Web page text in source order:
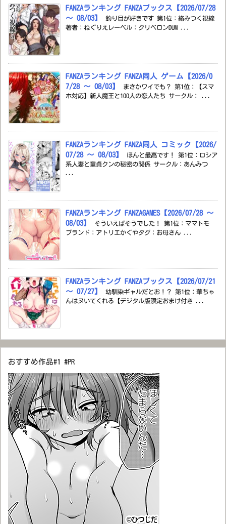
FANZAランキング FANZAブックス【2026/07/28
～ 08/03】
釣り目が好きです 第1位：絡みつく視線
著者：ねぐりえレーベル：クリベロンDUM ...
FANZAランキング FANZA同人 ゲーム【2026/0
7/28 ～ 08/03】
まさかワイでも？ 第1位：【スマ
ホ対応】新人魔王と100人の恋人たち サークル： ...
FANZAランキング FANZA同人 コミック【2026/
07/28 ～ 08/03】
ほんと最高です！ 第1位：ロシア
系人妻と童貞クンの秘密の関係 サークル：あんみつ
...
FANZAランキング FANZAGAMES【2026/07/28 ～
08/03】
そういえばそうでした！ 第1位：ママトモ
ブランド：アトリエかぐやタグ：お母さん ...
FANZAランキング FANZAブックス【2026/07/21
～ 07/27】
幼馴染ギャルだとお！？ 第1位：華ちゃ
んはヌいてくれる【デジタル版限定おまけ付き ...
おすすめ作品#1 #PR